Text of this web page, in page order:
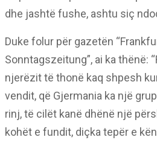
dhe jashtë fushe, ashtu siç
Duke folur për gazetën
Sonntagszeitung”, ai ka thënë:
njerëzit të thonë kaq shpesh
vendit, që Gjermania ka një
rinj, të cilët kanë dhënë një
kohët e fundit, diçka tepër e